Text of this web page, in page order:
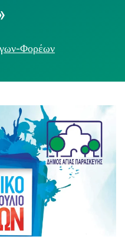
Φορέων